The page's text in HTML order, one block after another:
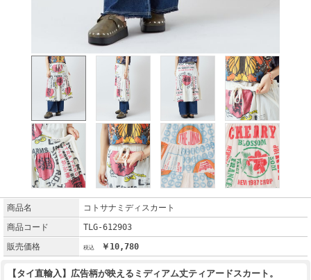
商品名
コトサナミディスカート
商品コード
TLG-612903
販売価格
￥10,780
【タイ直輸入】広告柄が映えるミディアム丈ティアードスカート。